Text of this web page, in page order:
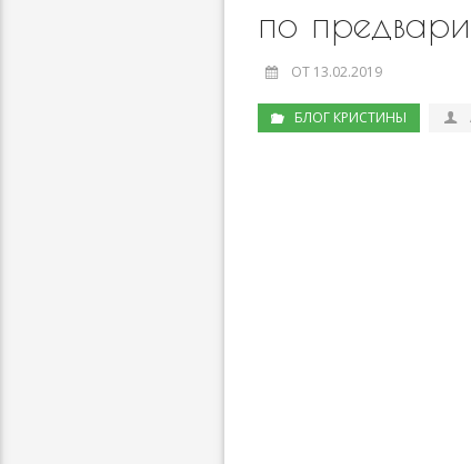
по
ОТ 13.02.2019
БЛОГ КРИСТИНЫ